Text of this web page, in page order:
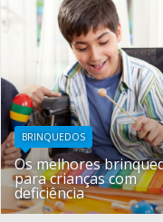
BRINQUEDOS
Os melhores
para crianças com
deficiência